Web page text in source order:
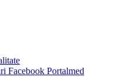
Facebook Portalmed